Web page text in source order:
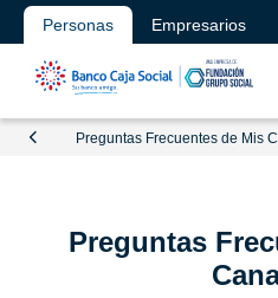
Personas Empresarios
Preguntas Frecuentes de Mis
Preguntas